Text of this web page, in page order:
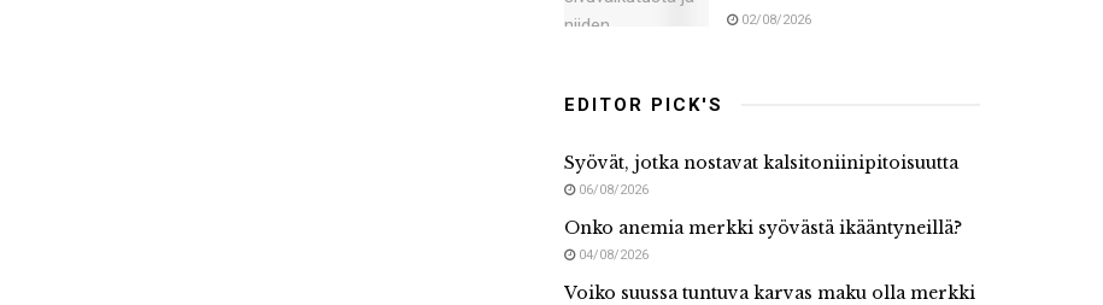
02/08/2026
EDITOR PICK'S
Syövät, jotka nostavat kalsitoniinipitoisuutta
06/08/2026
Onko anemia merkki syövästä ikääntyneillä?
04/08/2026
Voiko suussa tuntuva karvas maku olla merkki